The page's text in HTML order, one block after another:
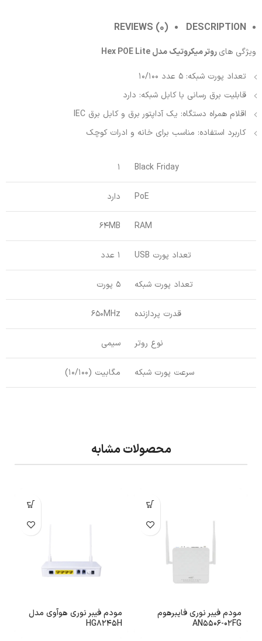
DESCRIPTION
REVIEWS (0)
ویژگی هایروتر میکروتیک مدل Hex POE Lite
تعداد پورت شبکه: 5 عدد 10/100
قابلیت برق رسانی با کابل شبکه: دارد
اقلام همراه دستگاه: یک آداپتور برق و کابل برق IEC
کاربرد استفاده: مناسب برای خانه و ادرات کوچک
Black Friday
1
PoE دارد
RAM
64MB
تعداد پورت USB 1 عدد
تعداد پورت شبکه 5 پورت
قدرت پردازنده 650MHz
نوع روتر سیمی
سرعت پورت شبکه مگابیت (10/100)
محصولات مشابه
مودم فیبر نوری فایبرهوم
AN5506-02FG
مودم فیبر نوری هوآوی مدل
HG8245H